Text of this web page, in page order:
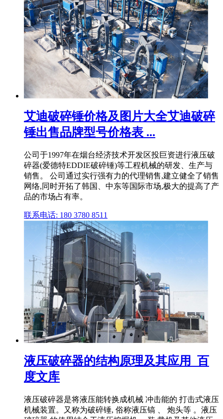
艾迪破碎锤价格及图片大全艾迪破碎
锤出售品牌型号价格表 ...
公司于1997年在烟台经济技术开发区投巨资进行液压破
碎器(爱德特EDDIE破碎锤)等工程机械的研发、生产与
销售。 公司通过实行强有力的代理销售,建立健全了销售
网络,同时开拓了韩国、中东等国际市场,极大的提高了产
品的市场占有率。
联系电话: 180 3780 8511
液压破碎器的结构原理及其应用_百
度文库
液压破碎器是将液压能转换成机械 冲击能的 打击式液压
机械装置。又称为破碎锤, 俗称液压镐 、 炮头等 。液压